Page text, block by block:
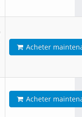
Acheter
Acheter